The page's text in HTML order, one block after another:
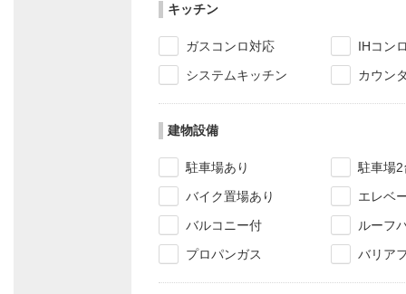
キッチン
ガスコンロ対応
IHコン
システムキッチン
カウン
建物設備
駐車場あり
駐車場
バイク置場あり
エレベ
バルコニー付
ルーフ
プロパンガス
バリア